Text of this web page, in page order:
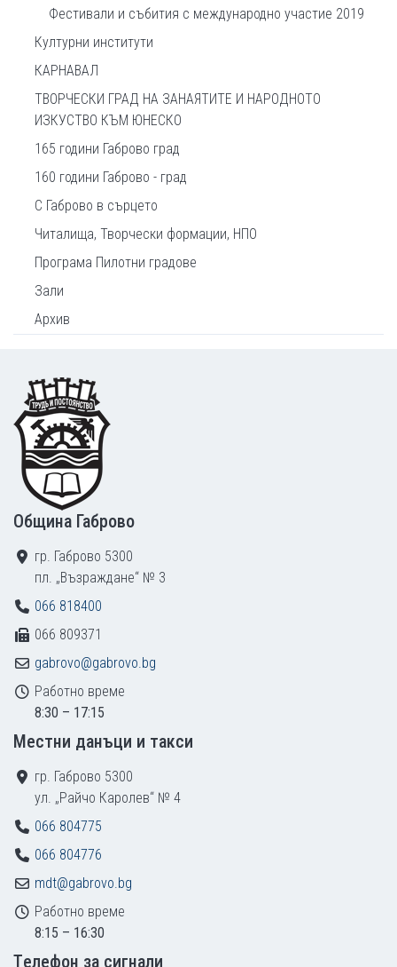
Фестивали и събития с международно участие 2019
Културни институти
КАРНАВАЛ
ТВОРЧЕСКИ ГРАД НА ЗАНАЯТИТЕ И НАРОДНОТО
ИЗКУСТВО КЪМ ЮНЕСКО
165 години Габрово град
160 години Габрово - град
С Габрово в сърцето
Читалища, Творчески формации, НПО
Програма Пилотни градове
Зали
Архив
Footer
Община Габрово
гр. Габрово 5300
пл. „Възраждане“ № 3
066 818400
066 809371
gabrovo@gabrovo.bg
Работно време
8:30 – 17:15
Местни данъци и такси
гр. Габрово 5300
ул. „Райчо Каролев“ № 4
066 804775
066 804776
mdt@gabrovo.bg
Работно време
8:15 – 16:30
Tелефон за сигнали